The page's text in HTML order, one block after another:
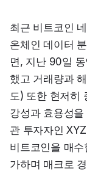
최근 비트코인
온체인 데이터
면, 지난 90일
했고 거래량과
도) 또한 현저히
강성과 효용성
관 투자자인
비트코인을 매
가하며 매크로